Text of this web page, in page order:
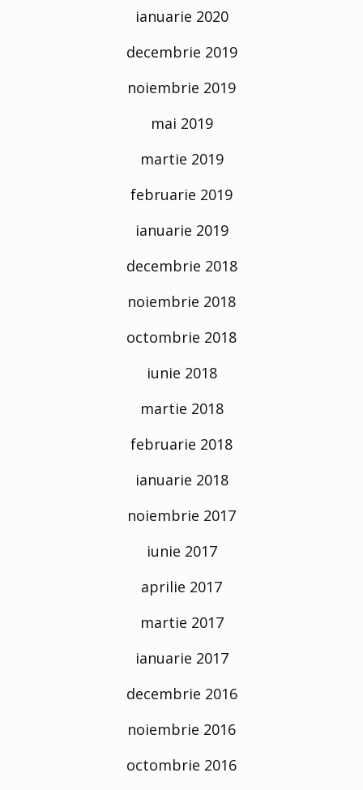
ianuarie 2020
decembrie 2019
noiembrie 2019
mai 2019
martie 2019
februarie 2019
ianuarie 2019
decembrie 2018
noiembrie 2018
octombrie 2018
iunie 2018
martie 2018
februarie 2018
ianuarie 2018
noiembrie 2017
iunie 2017
aprilie 2017
martie 2017
ianuarie 2017
decembrie 2016
noiembrie 2016
octombrie 2016